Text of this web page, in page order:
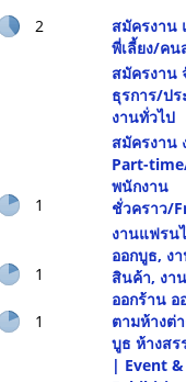
2
1
1
1
สมัครงาน
พี่เลี้ยง/คน
สมัครงาน
ธุรการ/ป
งานทั่วไป
สมัครงาน
Part-
พนักงาน
ชั่วคราว/
งานแฟรน
ออกบูธ, ง
สินค้า, งา
ออกร้าน อ
ตามห้างต่
บูธ ห้างสร
| Event &